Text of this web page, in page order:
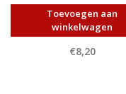
Toevoegen aan
winkelwagen
€8,20